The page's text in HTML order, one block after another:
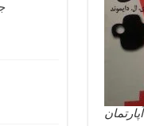
آپارتمان